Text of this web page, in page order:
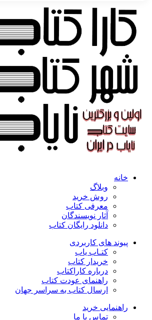
خانه
وبلاگ
روش خرید
معرفی کتاب
آثار نویسندگان
دانلود رایگان کتاب
پیوند های کاربردی
کتـاب یاب
خریدار کتاب
درباره کاراکتاب
راهنمای عودت کتاب
ارسال کتاب به سراسر جهان
راهنمایی خرید
تماس با ما